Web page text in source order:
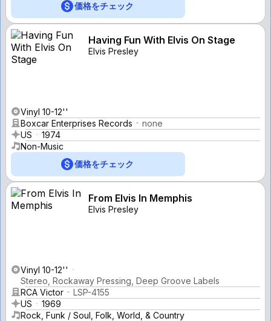
価格をチェック
Having Fun With Elvis On Stage
Elvis Presley
Vinyl 10-12''
Boxcar Enterprises Records
none
US
1974
Non-Music
価格をチェック
From Elvis In Memphis
Elvis Presley
Vinyl 10-12''
Stereo, Rockaway Pressing, Deep Groove Labels
RCA Victor
LSP-4155
US
1969
Rock, Funk / Soul, Folk, World, & Country